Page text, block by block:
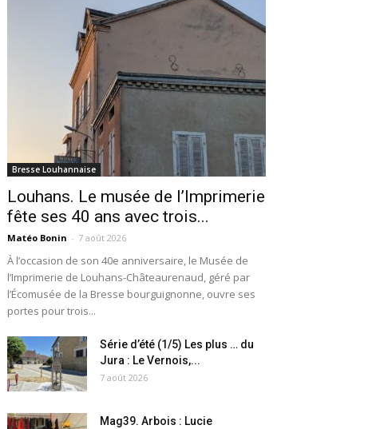
Bresse Louhannaise
Louhans. Le musée de l’Imprimerie
fête ses 40 ans avec trois...
Matéo Bonin - 7 août 2026
À l’occasion de son 40e anniversaire, le Musée de
l’Imprimerie de Louhans-Châteaurenaud, géré par
l’Écomusée de la Bresse bourguignonne, ouvre ses
portes pour trois...
Série d’été (1/5) Les plus … du
Jura : Le Vernois,...
7 août 2026
Mag39. Arbois : Lucie